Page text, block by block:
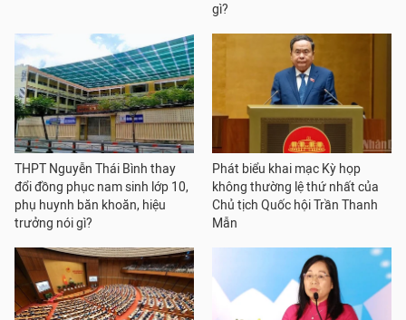
gì?
THPT Nguyễn Thái Bình thay
đổi đồng phục nam sinh lớp 10,
phụ huynh băn khoăn, hiệu
trưởng nói gì?
Phát biểu khai mạc Kỳ họp
không thường lệ thứ nhất của
Chủ tịch Quốc hội Trần Thanh
Mẫn